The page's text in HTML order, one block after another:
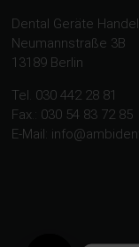
Dental Geräte
Neumannstraße 3B
13189 Berlin
Tel. 030 442 28 81
Fax.: 030 54 83 72 85
E-Mail: